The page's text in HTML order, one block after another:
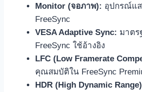
Monitor (จอภาพ): อุปกรณ์แส
FreeSync
VESA Adaptive Sync: มาตร
FreeSync ใช้อ้างอิง
LFC (Low Framerate
คุณสมบัติใน FreeSync
HDR (High Dynamic